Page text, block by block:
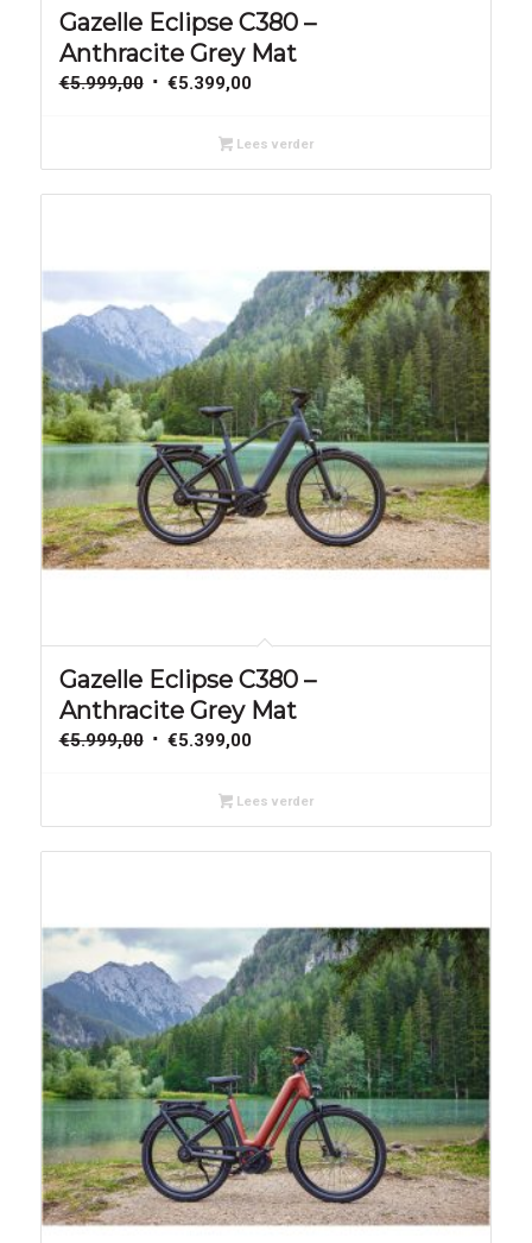
Gazelle Eclipse C380 –
Anthracite Grey Mat
€5.999,00 Oorspronkelijke
€5.999,00.
€5.399,00Huidige
is:
€5.399,00.
Lees verder
Gazelle Eclipse C380 –
Anthracite Grey Mat
€5.999,00 Oorspronkelijke
€5.999,00.
€5.399,00Huidige
is:
€5.399,00.
Lees verder